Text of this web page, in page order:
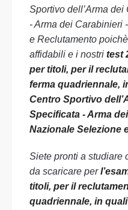
Sportivo dell’Arma
- Arma dei Carabinieri
e Reclutamento
affidabili e i nostri test
per titoli, per il
ferma quadriennale,
Centro Sportivo
Specificata - Arma
Nazionale Selezione
Siete pronti a studiare
da scaricare per
titoli, per il
quadriennale, in